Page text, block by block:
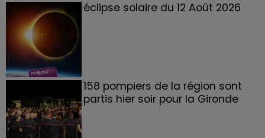
éclipse solaire du 12 Août 2026
158 pompiers de la région sont
partis hier soir pour la Gironde